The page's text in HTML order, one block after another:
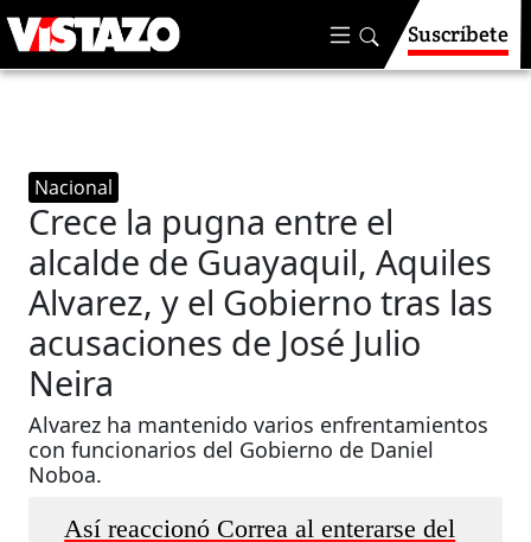
Suscríbete
Nacional
Crece la pugna entre el
alcalde de Guayaquil, Aquiles
Alvarez, y el Gobierno tras las
acusaciones de José Julio
Neira
Alvarez ha mantenido varios enfrentamientos
con funcionarios del Gobierno de Daniel
Noboa.
Así reaccionó Correa al enterarse del